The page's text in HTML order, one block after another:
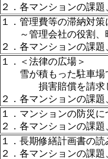
２．各マンションの課題
１．管理費等の滞納対策
～管理会社の役割、
２．各マンションの課題
１．＜法律の広場＞
雪が積もった駐車場
損害賠償を請求
２．各マンションの課題
１．マンションの防災
２．各マンションの課題
１．長期修繕計画書の
２．各マンションの課題